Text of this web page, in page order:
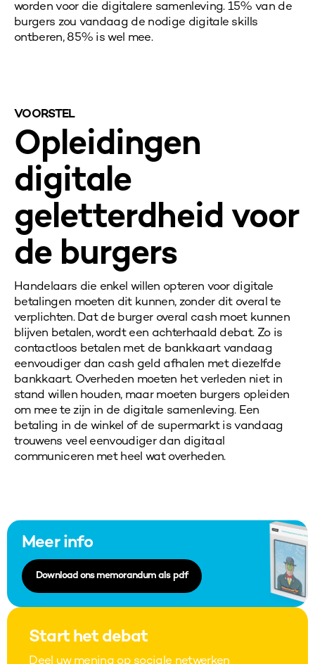
wordenvoor die digitalere samenleving. 15% van de
burgers zou vandaag de nodige digitale skills
ontberen, 85% is wel mee.
VOORSTEL
Opleidingen
digitale
geletterdheid voor
de burgers
Handelaars die enkel willen opteren voor digitale
betalingen moeten dit kunnen, zonder dit overal te
verplichten. Dat de burger overal cash moet kunnen
blijven betalen, wordt een achterhaald debat. Zo is
contactloos betalen met de bankkaart vandaag
eenvoudiger dan cash geld afhalen met diezelfde
bankkaart. Overheden moeten het verleden niet in
stand willen houden, maar moeten burgers opleiden
om mee te zijn in de digitale samenleving. Een
betaling in de winkel of de supermarkt is vandaag
trouwens veel eenvoudiger dan digitaal
communiceren met heel wat overheden.
Meer info
Download ons memorandum als pdf
Start het debat